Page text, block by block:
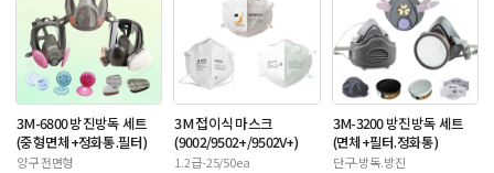
3M-6800 방진방독 세트
(중형면체+정화통.필터)
양구 전면형
3M 접이식 마스크
(9002/9502+/9502V+)
1.2급-25/50ea
3M-3200 방진방독 세트
(면체+필터.정화통)
단구-방독.방진